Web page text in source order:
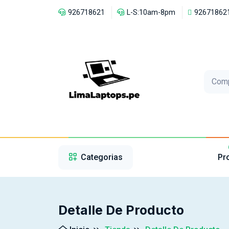
926718621 L-S:10am-8pm 926718621
Categorias
Detalle De Producto